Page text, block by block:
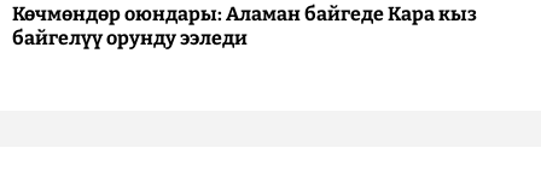
Көчмөндөр оюндары: Аламан байгеде Кара кыз
байгелүү орунду ээледи